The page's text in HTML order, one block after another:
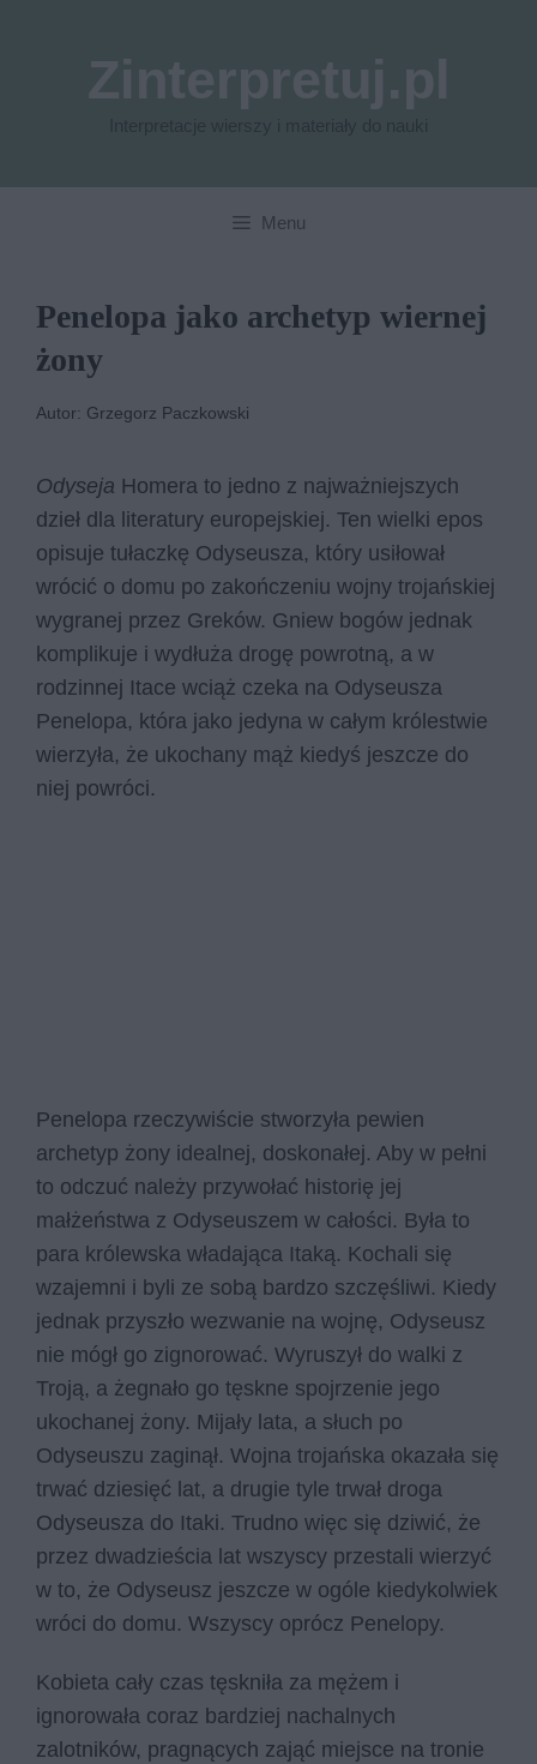
Menu
Penelopa jako archetyp wiernej
żony
Autor: Grzegorz Paczkowski
Odyseja Homera to jedno z najważniejszych
dzieł dla literatury europejskiej. Ten wielki epos
opisuje tułaczkę Odyseusza, który usiłował
wrócić o domu po zakończeniu wojny trojańskiej
wygranej przez Greków. Gniew bogów jednak
komplikuje i wydłuża drogę powrotną, a w
rodzinnej Itace wciąż czeka na Odyseusza
Penelopa, która jako jedyna w całym królestwie
wierzyła, że ukochany mąż kiedyś jeszcze do
niej powróci.
Penelopa rzeczywiście stworzyła pewien
archetyp żony idealnej, doskonałej. Aby w pełni
to odczuć należy przywołać historię jej
małżeństwa z Odyseuszem w całości. Była to
para królewska władająca Itaką. Kochali się
wzajemni i byli ze sobą bardzo szczęśliwi. Kiedy
jednak przyszło wezwanie na wojnę, Odyseusz
nie mógł go zignorować. Wyruszył do walki z
Troją, a żegnało go tęskne spojrzenie jego
ukochanej żony. Mijały lata, a słuch po
Odyseuszu zaginął. Wojna trojańska okazała się
trwać dziesięć lat, a drugie tyle trwał droga
Odyseusza do Itaki. Trudno więc się dziwić, że
przez dwadzieścia lat wszyscy przestali wierzyć
w to, że Odyseusz jeszcze w ogóle kiedykolwiek
wróci do domu. Wszyscy oprócz Penelopy.
Kobieta cały czas tęskniła za mężem i
ignorowała coraz bardziej nachalnych
zalotników, pragnących zająć miejsce na tronie